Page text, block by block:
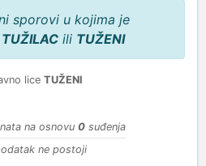
sporovi u kojima je
TUŽILAC ili TUŽENI
lice TUŽENI
na osnovu 0 suđenja
ne postoji